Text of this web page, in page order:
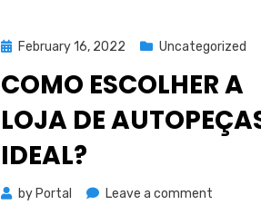
PostedFebruary 16, 2022 Uncategorized
COMO ESCOLHER A
LOJA DE
IDEAL?
by Portal Leave a comment